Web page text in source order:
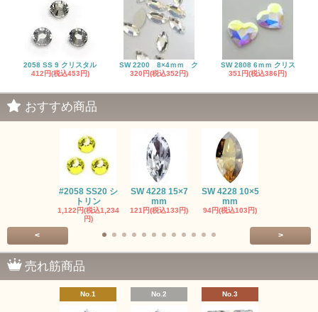
2058 SS 9 クリスタル
412円(税込453円)
SW 2200 8×4ｍｍ ク
320円(税込352円)
SW 2808 6ｍｍ クリス
351円(税込386円)
おすすめ商品
#2058 SS20 シ
トリン
1,122円(税込1,234
円)
SW 4228 15×7
mm
121円(税込133円)
SW 4228 10×5
mm
94円(税込103円)
< >
売れ筋商品
No.1 No.2 No.3